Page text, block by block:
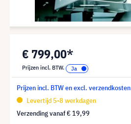
€ 799,00*
Prijzen incl. BTW.
Prijzen incl. BTW en excl. verzendkosten
Levertijd 5-8 werkdagen
Verzending vanaf€ 19,99